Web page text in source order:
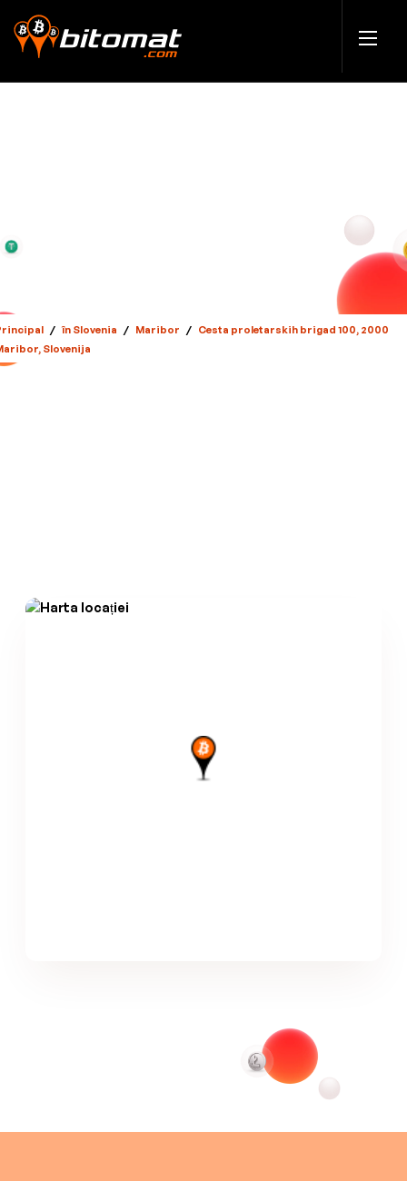
/ în Slovenia / Maribor / Cesta proletarskih brigad 100, 2000
Slovenija